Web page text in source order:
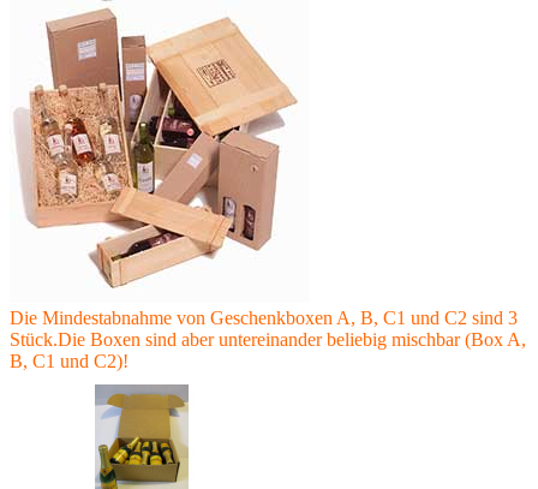
Die Mindestabnahme von Geschenkboxen A, B, C1 und C2 sind 3
Stück.Die Boxen sind aber untereinander beliebig mischbar (Box A,
B, C1 und C2)!